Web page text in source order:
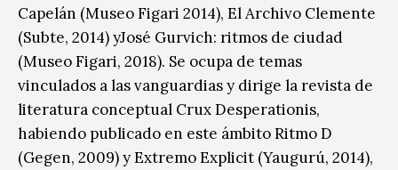
Capelán (Museo Figari 2014), El Archivo Clemente
(Subte, 2014) yJosé Gurvich: ritmos de ciudad
(Museo Figari, 2018). Se ocupa de temas
vinculados a las vanguardias y dirige la revista de
literatura conceptual Crux Desperationis,
habiendo publicado en este ámbito Ritmo D
(Gegen, 2009) y Extremo Explicit (Yaugurú, 2014),